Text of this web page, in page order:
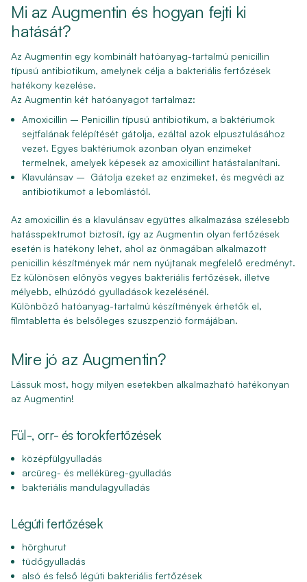
Mi az Augmentin és hogyan fejti ki
hatását?
Az Augmentin egy kombinált hatóanyag-tartalmú penicillin
típusú antibiotikum, amelynek célja a bakteriális fertőzések
hatékony kezelése.
Az Augmentin két hatóanyagot tartalmaz:
Amoxicillin – Penicillin típusú antibiotikum, a baktériumok
sejtfalának felépítését gátolja, ezáltal azok elpusztulásához
vezet. Egyes baktériumok azonban olyan enzimeket
termelnek, amelyek képesek az amoxicillint hatástalanítani.
Klavulánsav – Gátolja ezeket az enzimeket, és megvédi az
antibiotikumot a lebomlástól.
Az amoxicillin és a klavulánsav együttes alkalmazása szélesebb
hatásspektrumot biztosít, így az Augmentin olyan fertőzések
esetén is hatékony lehet, ahol az önmagában alkalmazott
penicillin készítmények már nem nyújtanak megfelelő eredményt.
Ez különösen előnyös vegyes bakteriális fertőzések, illetve
mélyebb, elhúzódó gyulladások kezelésénél.
Különböző hatóanyag-tartalmú készítmények érhetők el,
filmtabletta és belsőleges szuszpenzió formájában.
Mire jó az Augmentin?
Lássuk most, hogy milyen esetekben alkalmazható hatékonyan
az Augmentin!
Fül-, orr- és torokfertőzések
középfülgyulladás
arcüreg- és melléküreg-gyulladás
bakteriális mandulagyulladás
Légúti fertőzések
hörghurut
tüdőgyulladás
alsó és felső légúti bakteriális fertőzések